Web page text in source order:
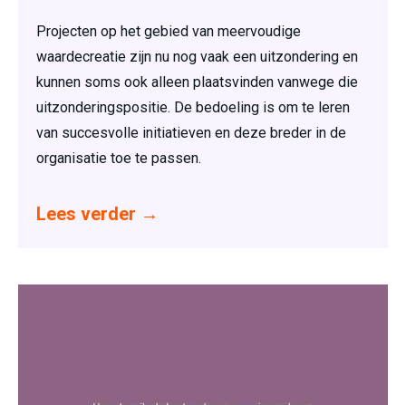
Projecten op het gebied van meervoudige
waardecreatie zijn nu nog vaak een uitzondering en
kunnen soms ook alleen plaatsvinden vanwege die
uitzonderingspositie. De bedoeling is om te leren
van succesvolle initiatieven en deze breder in de
organisatie toe te passen.
Lees verder →